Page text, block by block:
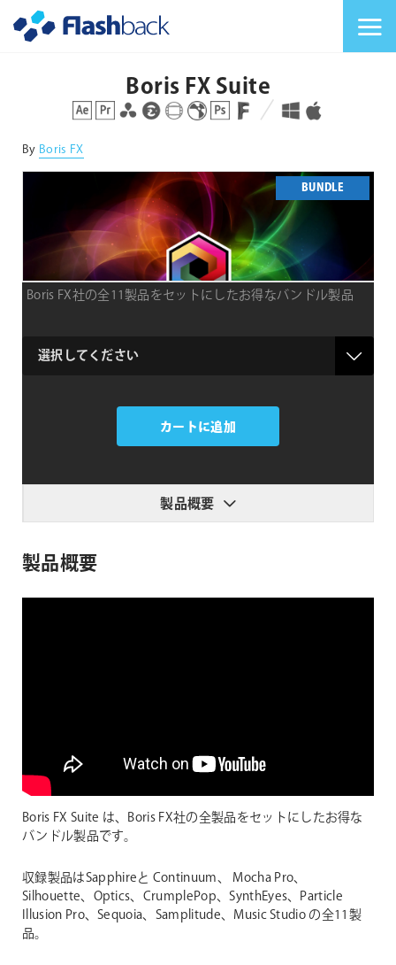
Boris FX Suite
対応プラットフォーム 対応OS
By Boris FX
BUNDLE
Boris FX社の全11製品をセットにしたお得なバンドル製品
product
カートに追加
製品概要
製品概要
Boris FX Suite は、Boris FX社の全製品をセットにしたお得な
バンドル製品です。
収録製品はSapphireと Continuum、 Mocha Pro、
Silhouette、Optics、CrumplePop、SynthEyes、Particle
Illusion Pro、Sequoia、Samplitude、Music Studio の全11製
品。